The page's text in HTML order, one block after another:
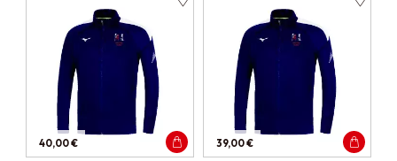
40,00 €
39,00 €